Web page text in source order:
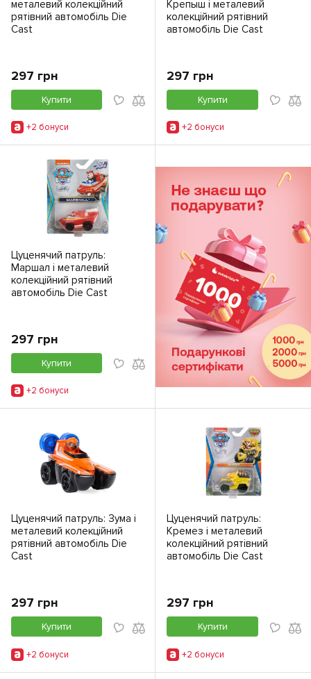
металевий колекційний
рятівний автомобіль Die
Cast
297 грн
Купити
+2 бонуси
Крепыш і металевий
колекційний рятівний
автомобіль Die Cast
297 грн
Купити
+2 бонуси
Цуценячий патруль:
Маршал і металевий
колекційний рятівний
автомобіль Die Cast
297 грн
Купити
+2 бонуси
Цуценячий патруль: Зума і
металевий колекційний
рятівний автомобіль Die
Cast
297 грн
Купити
+2 бонуси
Цуценячий патруль:
Кремез і металевий
колекційний рятівний
автомобіль Die Cast
297 грн
Купити
+2 бонуси